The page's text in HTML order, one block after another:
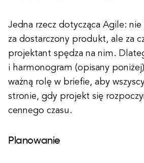
Jedna rzecz dotycząca Agile:
za dostarczony produkt, ale za
projektant spędza na nim.
i harmonogram (opisany
ważną rolę w briefie, aby
stronie, gdy projekt się
cennego czasu.
Planowanie